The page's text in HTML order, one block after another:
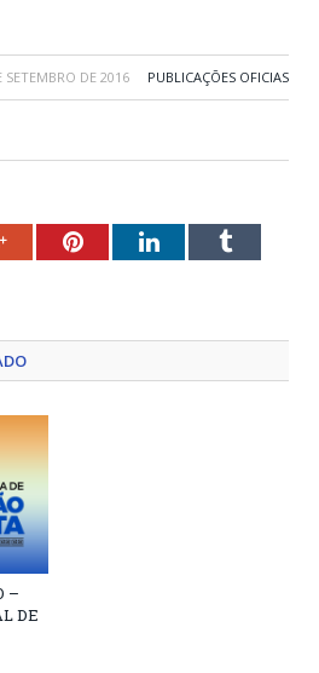
SETEMBRO DE 2016 PUBLICAÇÕES OFICIAS
Google+PinterestLinkedInTumblr
–
DE